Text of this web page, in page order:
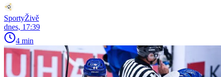
SportyŽivě
dnes, 17:39
4 min